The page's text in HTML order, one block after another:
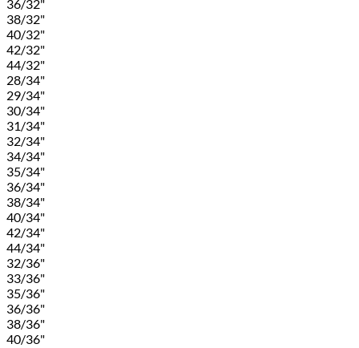
36/32"
38/32"
40/32"
42/32"
44/32"
28/34"
29/34"
30/34"
31/34"
32/34"
34/34"
35/34"
36/34"
38/34"
40/34"
42/34"
44/34"
32/36"
33/36"
35/36"
36/36"
38/36"
40/36"